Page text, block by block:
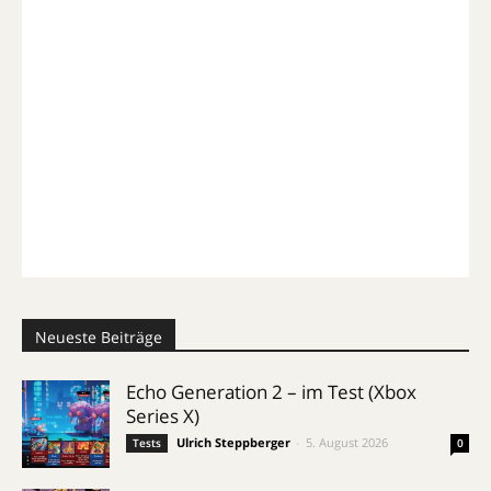
Neueste Beiträge
Echo Generation 2 – im Test (Xbox
Series X)
Tests Ulrich Steppberger 5. August 2026 0